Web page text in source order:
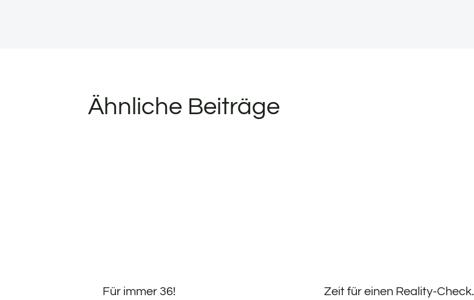
Ähnliche Beiträge
Für immer 36! Zeit für einen Reality-Check.